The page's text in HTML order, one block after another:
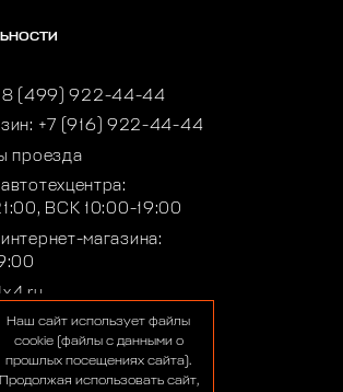
8 (499) 922-44-44
+7 (916) 922-44-44
проезда
ВСК 10:00-19:00
магазина:
Наш сайт использует файлы
cookie (файлы с данными о
прошлых посещениях сайта).
Продолжая использовать сайт,